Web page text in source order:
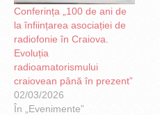
Conferința „100 de ani de
la înființarea asociației de
radiofonie în Craiova.
Evoluția
radioamatorismului
craiovean până în prezent”
02/03/2026
În „Evenimente”